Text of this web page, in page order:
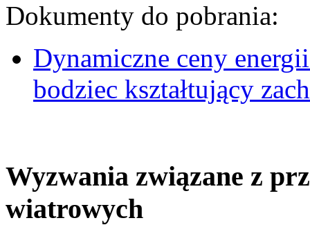
Dokumenty do pobrania:
Dynamiczne ceny
bodziec kształtujący
Wyzwania związane z
wiatrowych